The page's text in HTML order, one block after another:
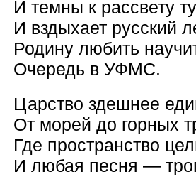
И темны к рассвету
И вздыхает русский
Родину любить
Очередь в УФМС.
Царство здешнее
От морей до горных
Где пространство
И любая песня —